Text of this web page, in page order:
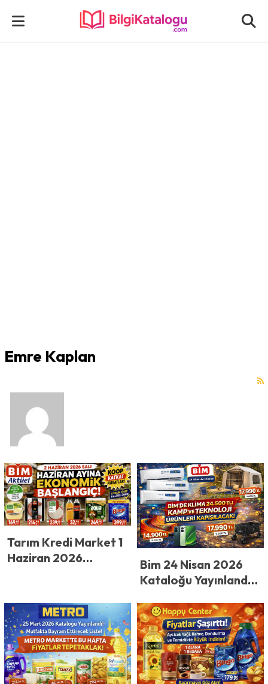
Emre Kaplan
Tarım Kredi Market 1
Haziran 2026
Hafta Büyük İndirim
Çılgınlığı Başlıyor!
Fiyatları Görenler
İnanamadı!
Bim 24 Nisan 2026
Kataloğu Yayınlandı!
TL! Kamp ve
Teknoloji Ürünleri
Kapışılacak